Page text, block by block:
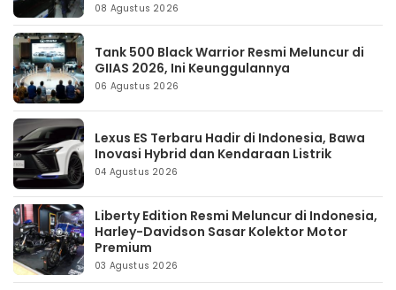
08 Agustus 2026
Tank 500 Black Warrior Resmi Meluncur di
GIIAS 2026, Ini Keunggulannya
06 Agustus 2026
Lexus ES Terbaru Hadir di Indonesia, Bawa
Inovasi Hybrid dan Kendaraan Listrik
04 Agustus 2026
Liberty Edition Resmi Meluncur di Indonesia,
Harley-Davidson Sasar Kolektor Motor
Premium
03 Agustus 2026